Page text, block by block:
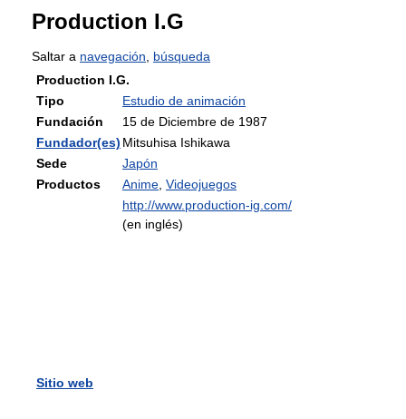
Production I.G
Saltar a navegación
búsqueda
Production I.G.
Tipo
Estudio de animación
Fundación
15 de Diciembre de 1987
Fundador(es) Mitsuhisa Ishikawa
Sede
Japón
Productos
Anime Videojuegos
Sitio web
http://www.production-ig.com/
(en inglés)